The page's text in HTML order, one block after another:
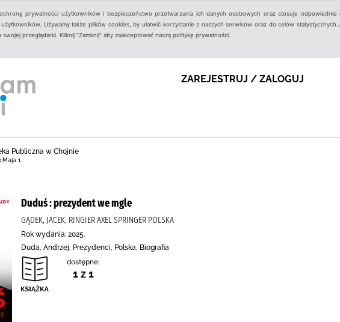
prywatności użytkowników i bezpieczeństwo przetwarzania ich danych osobowych oraz stosuje odpowiednie
Używamy także plików cookies, by ułatwić korzystanie z naszych serwisów oraz do celów
przeglądarki. Kliknij "Zamknij" aby zaakceptować naszą politykę prywatności.
ZAREJESTRUJ / ZALOGUJ
Publiczna w Chojnie
1
Duduś : prezydent we mgle
GĄDEK, JACEK, RINGIER AXEL SPRINGER POLSKA
Rok wydania: 2025.
Duda, Andrzej, Prezydenci, Polska, Biografia
dostępne:
1 z 1